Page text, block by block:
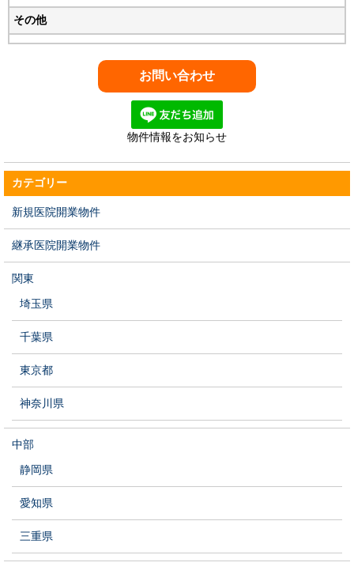
その他
物件情報をお知らせ
カテゴリー
新規医院開業物件
継承医院開業物件
関東
埼玉県
千葉県
東京都
神奈川県
中部
静岡県
愛知県
三重県